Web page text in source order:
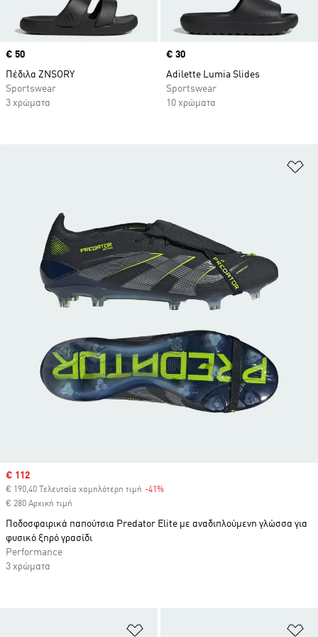
Price
€ 50
Πέδιλα ZNSORY
Sportswear
3 χρώματα
Price
€ 30
Adilette Lumia Slides
Sportswear
10 χρώματα
Προσθήκη στη Λίστα Επιθυμιών
Sale price
€ 112
€ 190,40 Τελευταία χαμηλότερη τιμή -41%
€ 280 Αρχική τιμή
Ποδοσφαιρικά παπούτσια Predator Elite με αναδιπλούμενη γλώσσα για
φυσικό ξηρό γρασίδι
Performance
3 χρώματα